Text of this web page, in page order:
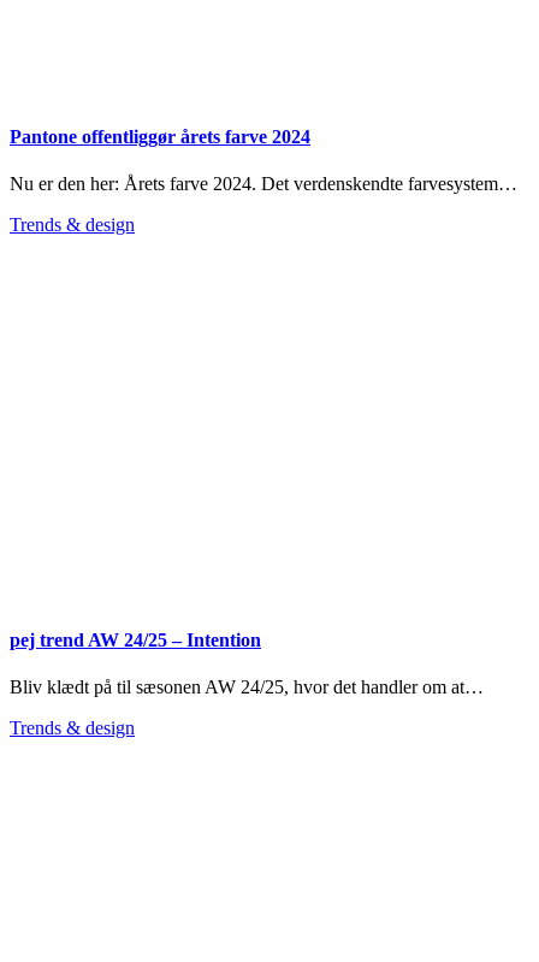
Pantone offentliggør årets farve 2024
Nu er den her: Årets farve 2024. Det verdenskendte farvesystem…
Trends & design
pej trend AW 24/25 – Intention
Bliv klædt på til sæsonen AW 24/25, hvor det handler om at…
Trends & design